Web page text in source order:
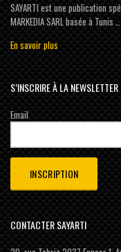
SAYARTI est une publication
MARKEDIA SARL basée à Tunis …
En savoir plus
S’INSCRIRE À LA NEWSLETTER
Email
CONTACTER SAYARTI